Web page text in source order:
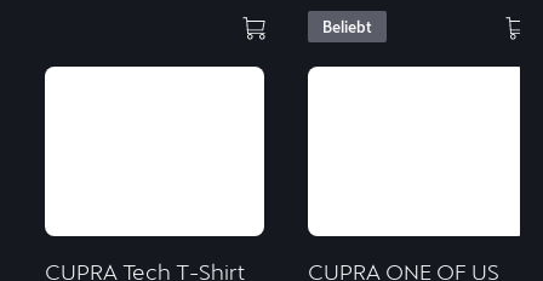
CUPRA Tech T-Shirt
Beliebt
CUPRA ONE OF US